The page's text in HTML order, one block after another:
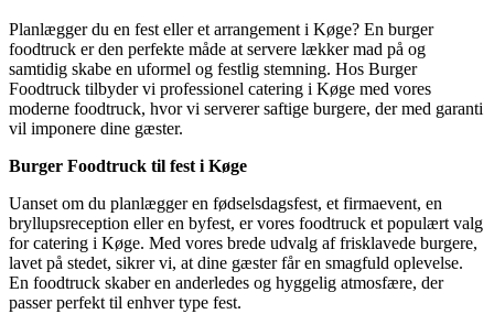
Planlægger du en fest eller et arrangement i Køge? En burger
foodtruck er den perfekte måde at servere lækker mad på og
samtidig skabe en uformel og festlig stemning. Hos Burger
Foodtruck tilbyder vi professionel catering i Køge med vores
moderne foodtruck, hvor vi serverer saftige burgere, der med garanti
vil imponere dine gæster.
Burger Foodtruck til fest i Køge
Uanset om du planlægger en fødselsdagsfest, et firmaevent, en
bryllupsreception eller en byfest, er vores foodtruck et populært valg
for catering i Køge. Med vores brede udvalg af frisklavede burgere,
lavet på stedet, sikrer vi, at dine gæster får en smagfuld oplevelse.
En foodtruck skaber en anderledes og hyggelig atmosfære, der
passer perfekt til enhver type fest.